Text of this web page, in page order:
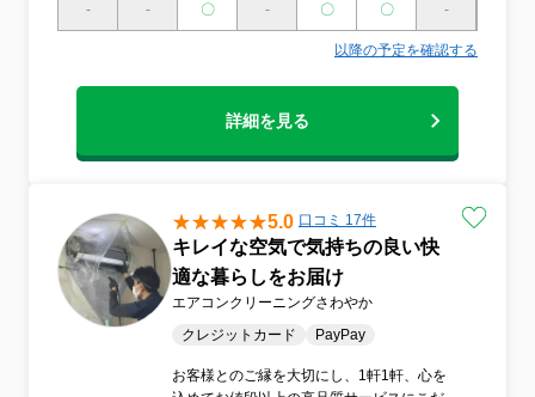
-
-
〇
-
〇
〇
-
以降の予定を確認する
詳細を見る
5.0 口コミ 17件
キレイな空気で気持ちの良い快
適な暮らしをお届け
エアコンクリーニングさわやか
クレジットカード
PayPay
お客様とのご縁を大切にし、1軒1軒、心を